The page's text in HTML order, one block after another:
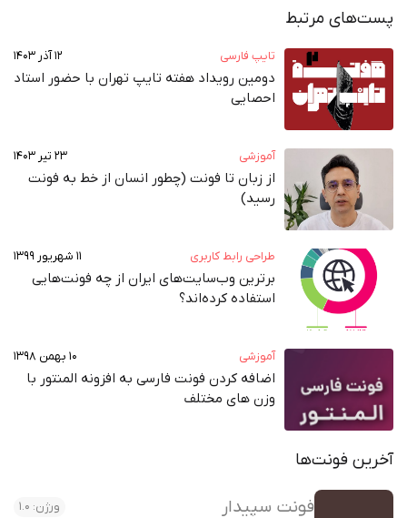
پست‌های مرتبط
تایپ فارسی ۱۲ آذر ۱۴۰۳
دومین رویداد هفته‌ تایپ تهران با حضور استاد
احصایی
آموزشی ۲۳ تیر ۱۴۰۳
از زبان تا فونت (چطور انسان از خط به فونت‌
رسید)
طراحی رابط کاربری ۱۱ شهریور ۱۳۹۹
برترین وب‌سایت‌های ایران از چه فونت‌هایی
استفاده کرده‌اند؟
آموزشی ۱۰ بهمن ۱۳۹۸
اضافه کردن فونت فارسی به افزونه المنتور با
وزن های مختلف
آخرین فونت‌ها
فونت سپیدار
ورژن: 1.0